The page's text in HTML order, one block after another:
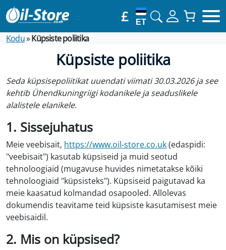
£ ET
Kodu»Küpsiste poliitika
Küpsiste poliitika
Seda küpsisepoliitikat uuendati viimati 30.03.2026 ja see
kehtib Ühendkuningriigi kodanikele ja seaduslikele
alalistele elanikele.
1. Sissejuhatus
Meie veebisait, https://www.oil-store.co.uk(edaspidi:
"veebisait") kasutab küpsiseid ja muid seotud
tehnoloogiaid (mugavuse huvides nimetatakse kõiki
tehnoloogiaid "küpsisteks"). Küpsiseid paigutavad ka
meie kaasatud kolmandad osapooled. Allolevas
dokumendis teavitame teid küpsiste kasutamisest meie
veebisaidil.
2. Mis on küpsised?